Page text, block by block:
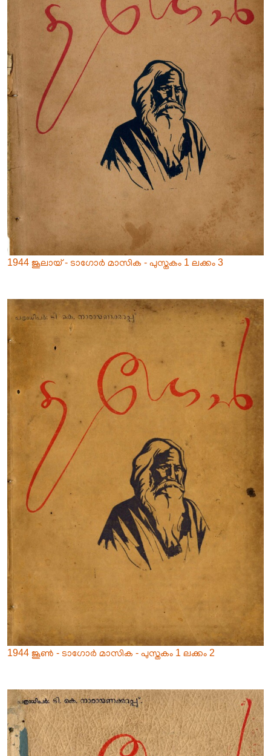
1944 ജൂലായ് - ടാഗോർ മാസിക - പുസ്തകം 1 ലക്കം 3
1944 ജൂൺ - ടാഗോർ മാസിക - പുസ്തകം 1 ലക്കം 2